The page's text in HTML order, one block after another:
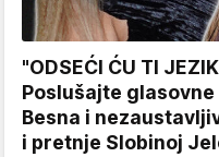
"ODSEĆI ĆU TI
Poslušajte
Besna i
i pretnje Slobinoj